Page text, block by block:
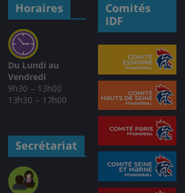
Horaires
Du Lundi au
Vendredi
9h30 – 13h00
13h30 – 17h00
Secrétariat
Comités
IDF